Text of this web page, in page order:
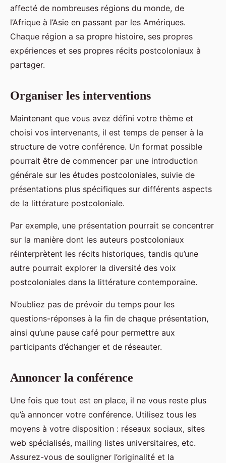
affecté de nombreuses régions du monde, de
l’Afrique à l’Asie en passant par les Amériques.
Chaque région a sa propre histoire, ses propres
expériences et ses propres récits postcoloniaux à
partager.
Organiser les interventions
Maintenant que vous avez défini votre thème et
choisi vos intervenants, il est temps de penser à la
structure de votre conférence. Un format possible
pourrait être de commencer par une introduction
générale sur les études postcoloniales, suivie de
présentations plus spécifiques sur différents aspects
de la littérature postcoloniale.
Par exemple, une présentation pourrait se concentrer
sur la manière dont les auteurs postcoloniaux
réinterprètent les récits historiques, tandis qu’une
autre pourrait explorer la diversité des voix
postcoloniales dans la littérature contemporaine.
N’oubliez pas de prévoir du temps pour les
questions-réponses à la fin de chaque présentation,
ainsi qu’une pause café pour permettre aux
participants d’échanger et de réseauter.
Annoncer la conférence
Une fois que tout est en place, il ne vous reste plus
qu’à annoncer votre conférence. Utilisez tous les
moyens à votre disposition : réseaux sociaux, sites
web spécialisés, mailing listes universitaires, etc.
Assurez-vous de souligner l’originalité et la